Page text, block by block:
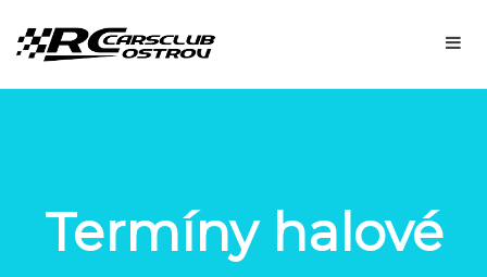
Termíny halové